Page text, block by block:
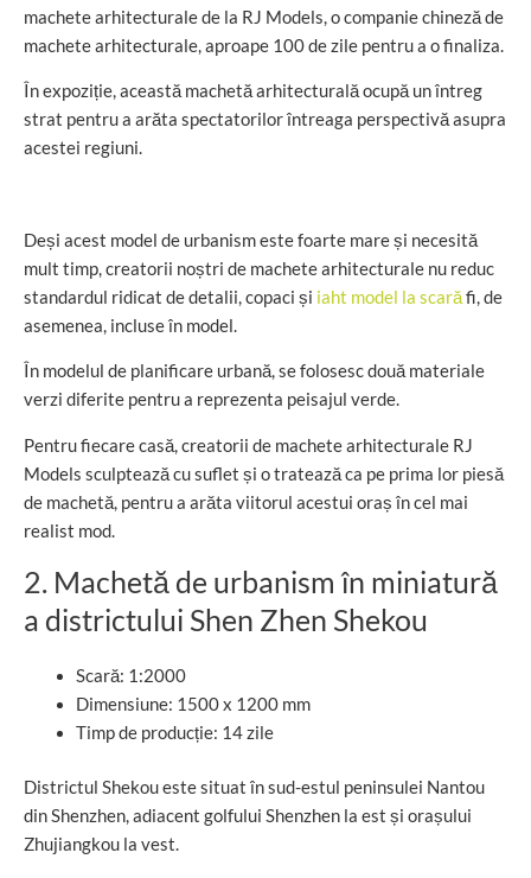
machete arhitecturale de la RJ Models, o companie chineză de
machete arhitecturale, aproape 100 de zile pentru a o finaliza.
În expoziție, această machetă arhitecturală ocupă un întreg
strat pentru a arăta spectatorilor întreaga perspectivă asupra
acestei regiuni.
Deși acest model de urbanism este foarte mare și necesită
mult timp, creatorii noștri de machete arhitecturale nu reduc
standardul ridicat de detalii, copaci și iaht model la scarăfi, de
asemenea, incluse în model.
În modelul de planificare urbană, se folosesc două materiale
verzi diferite pentru a reprezenta peisajul verde.
Pentru fiecare casă, creatorii de machete arhitecturale RJ
Models sculptează cu suflet și o tratează ca pe prima lor piesă
de machetă, pentru a arăta viitorul acestui oraș în cel mai
realist mod.
2. Machetă de urbanism în miniatură
a districtului Shen Zhen Shekou
Scară: 1:2000
Dimensiune: 1500 x 1200 mm
Timp de producție: 14 zile
Districtul Shekou este situat în sud-estul peninsulei Nantou
din Shenzhen, adiacent golfului Shenzhen la est și orașului
Zhujiangkou la vest.